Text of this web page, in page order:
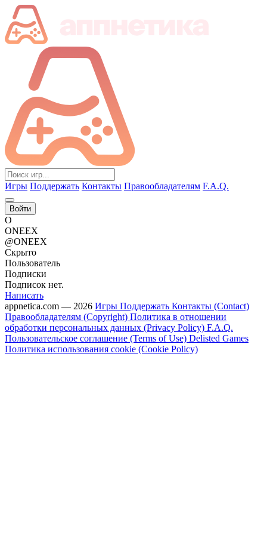
Игры Поддержать Контакты Правообладателям F.A.Q.
Войти
O
ONEEX
@ONEEX
Скрыто
Пользователь
Подписки
Подписок нет.
Написать
appnetica.com — 2026 Игры Поддержать Контакты (Contact)
Правообладателям (Copyright) Политика в отношении
обработки персональных данных (Privacy Policy) F.A.Q.
Пользовательское соглашение (Terms of Use) Delisted Games
Политика использования cookie (Cookie Policy)